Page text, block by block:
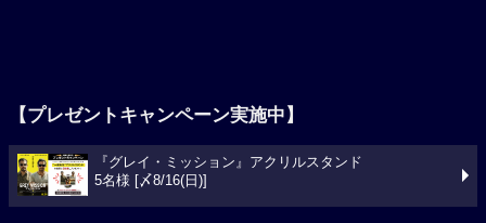
【プレゼントキャンペーン実施中】
『グレイ・ミッション』アクリルスタンド
5名様 [〆8/16(日)]